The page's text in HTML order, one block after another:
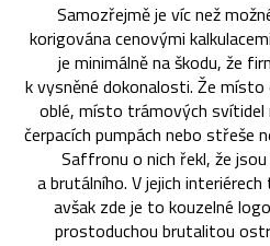
Samozřejmě je víc než
korigována cenovými
je minimálně na škodu, že
k vysněné dokonalosti. Že
oblé, místo trámových
čerpacích pumpách nebo střeše
Saffronu o nich řekl, že
a brutálního. V jejich
avšak zde je to kouzelné
prostoduchou brutalitou